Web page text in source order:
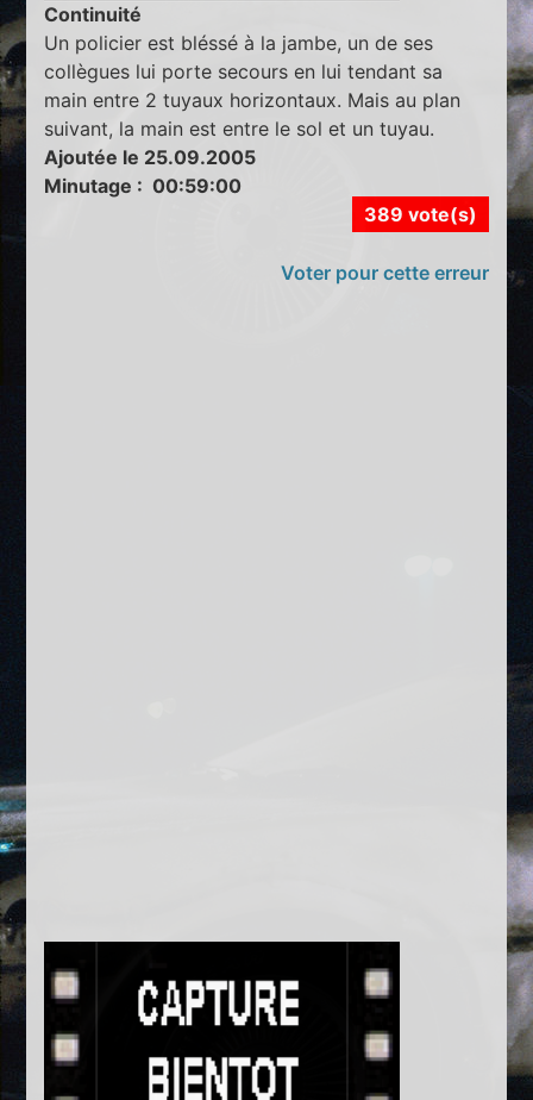
Continuité
Un policier est bléssé à la jambe, un de ses
collègues lui porte secours en lui tendant sa
main entre 2 tuyaux horizontaux. Mais au plan
suivant, la main est entre le sol et un tuyau.
Ajoutée le 25.09.2005
Minutage : 00:59:00
389 vote(s)
Voter pour cette erreur